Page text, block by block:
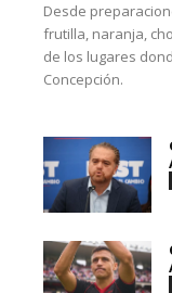
Desde
frutilla, naranja,
de los lugares
Concepción.